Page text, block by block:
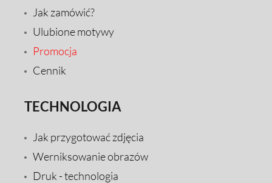
Jak zamówić?
Ulubione motywy
Promocja
Cennik
TECHNOLOGIA
Jak przygotować zdjęcia
Werniksowanie obrazów
Druk - technologia